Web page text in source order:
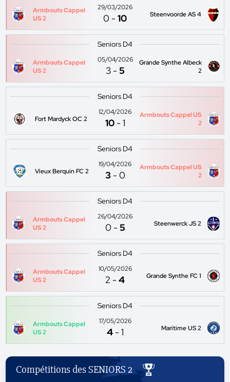
Armbouts Cappel
US 2
29/03/2026
0 -10 Steenvoorde AS 4
Seniors D4
Armbouts Cappel
US 2
05/04/2026
3 -5
Grande Synthe Albeck
2
Seniors D4
Fort Mardyck OC 2
12/04/2026
10 -1
Armbouts Cappel US
2
Seniors D4
Vieux Berquin FC 2
19/04/2026
3 -0
Armbouts Cappel US
2
Seniors D4
Armbouts Cappel
US 2
26/04/2026
0 -5 Steenwerck JS 2
Seniors D4
Armbouts Cappel
US 2
10/05/2026
2 -4 Grande Synthe FC 1
Seniors D4
Armbouts Cappel
US 2
17/05/2026
4 -1 Maritime US 2
Compétitions des SENIORS 2